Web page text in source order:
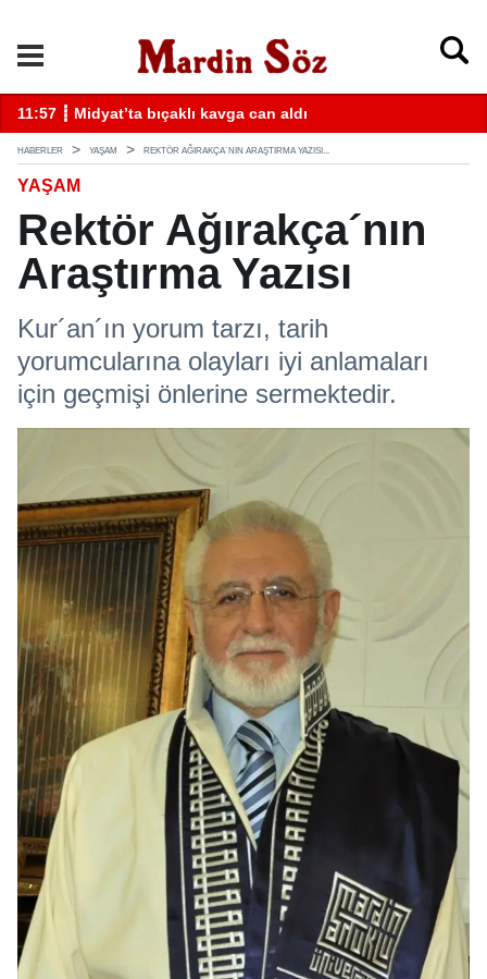
11:57 ┋ Midyat’ta bıçaklı kavga can aldı
HABERLER YAŞAM REKTÖR AĞIRAKÇA´NIN ARAŞTIRMA YAZISI...
YAŞAM
Rektör Ağırakça´nın
Araştırma Yazısı
Kur´an´ın yorum tarzı, tarih
yorumcularına olayları iyi anlamaları
için geçmişi önlerine sermektedir.